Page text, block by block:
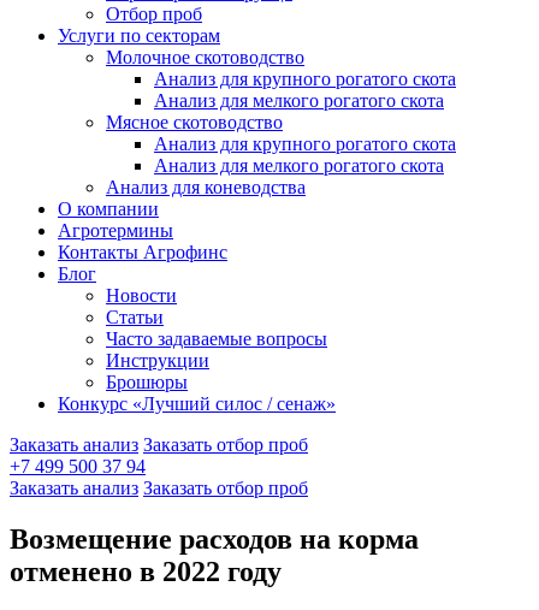
Отбор проб
Услуги по секторам
Молочное скотоводство
Анализ для крупного рогатого скота
Анализ для мелкого рогатого скота
Мясное скотоводство
Анализ для крупного рогатого скота
Анализ для мелкого рогатого скота
Анализ для коневодства
О компании
Агротермины
Контакты Агрофинс
Блог
Новости
Статьи
Часто задаваемые вопросы
Инструкции
Брошюры
Конкурс «Лучший силос / сенаж»
Заказать анализ Заказать отбор проб
+7 499 500 37 94
Заказать анализ Заказать отбор проб
Возмещение расходов на корма
отменено в 2022 году